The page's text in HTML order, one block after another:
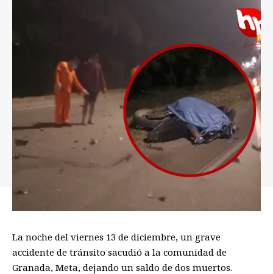
La noche del viernes 13 de diciembre, un grave
accidente de tránsito sacudió a la comunidad de
Granada, Meta, dejando un saldo de dos muertos.